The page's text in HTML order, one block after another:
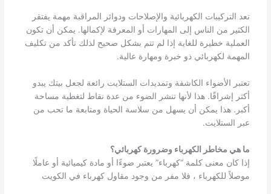
تعد التركيبات الكهربائية والإصلاحات ودوائر المراقبة مهمة يفتقر
الكثير من الناس إلى المهارات أو المعرفة لإكمالها. يمكن أن تكون
العملية خطيرة للغاية إذا لم تتم بشكل صحيح لذلك تأكد من تكليف
المهمة لكهربائي ذو خبرة ومهارة عالية.
تعتبر الأضواء الكاشفة وتمديدات الستلايت رائعة لجعل بيتك يبدو
أكثر إشراقًا. هذا لأنها تنشر الضوء من عدة نقاط لتغطية مساحة
أكبر. هذا يمكن أن يسهل من سلاسة الحياة ومتابعة ما تحب من
عبر الستلايت.
ما هي مخاطر الكهرباء وضرورة كهربائي؟
إذا كان معنى كلمة “كهرباء” يعتبر ضوءًا أو مادة كيميائية أو عاملًا
موصلاً للكهرباء ، فلا مفر من وجود مقاول كهرباء في الكويت